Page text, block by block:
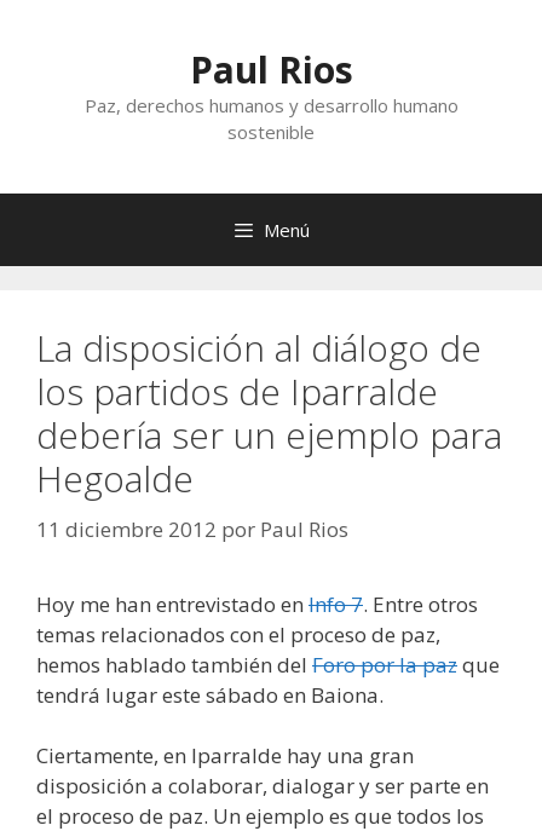
Paul Rios
Paz, derechos humanos y desarrollo humano
sostenible
Menú
La disposición al diálogo de
los partidos de Iparralde
debería ser un ejemplo para
Hegoalde
11 diciembre 2012 por Paul Rios
Hoy me han entrevistado en Info 7. Entre otros
temas relacionados con el proceso de paz,
hemos hablado también del Foro por la pazque
tendrá lugar este sábado en Baiona.
Ciertamente, en Iparralde hay una gran
disposición a colaborar, dialogar y ser parte en
el proceso de paz. Un ejemplo es que todos los